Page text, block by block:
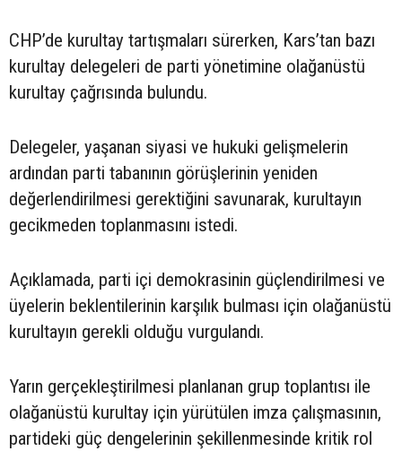
CHP’de kurultay tartışmaları sürerken, Kars’tan bazı
kurultay delegeleri de parti yönetimine olağanüstü
kurultay çağrısında bulundu.
Delegeler, yaşanan siyasi ve hukuki gelişmelerin
ardından parti tabanının görüşlerinin yeniden
değerlendirilmesi gerektiğini savunarak, kurultayın
gecikmeden toplanmasını istedi.
Açıklamada, parti içi demokrasinin güçlendirilmesi ve
üyelerin beklentilerinin karşılık bulması için olağanüstü
kurultayın gerekli olduğu vurgulandı.
Yarın gerçekleştirilmesi planlanan grup toplantısı ile
olağanüstü kurultay için yürütülen imza çalışmasının,
partideki güç dengelerinin şekillenmesinde kritik rol